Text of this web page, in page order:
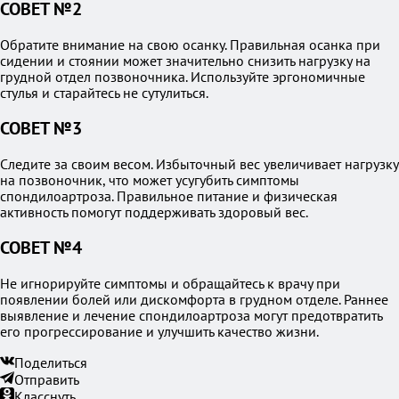
СОВЕТ №2
Обратите внимание на свою осанку. Правильная осанка при
сидении и стоянии может значительно снизить нагрузку на
грудной отдел позвоночника. Используйте эргономичные
стулья и старайтесь не сутулиться.
СОВЕТ №3
Следите за своим весом. Избыточный вес увеличивает нагрузку
на позвоночник, что может усугубить симптомы
спондилоартроза. Правильное питание и физическая
активность помогут поддерживать здоровый вес.
СОВЕТ №4
Не игнорируйте симптомы и обращайтесь к врачу при
появлении болей или дискомфорта в грудном отделе. Раннее
выявление и лечение спондилоартроза могут предотвратить
его прогрессирование и улучшить качество жизни.
Поделиться
Отправить